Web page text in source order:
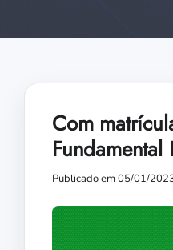
Com
Fundamental
Publicado em 05/01/